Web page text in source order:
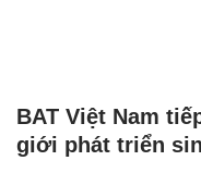
BAT Việt Nam
giới phát triển